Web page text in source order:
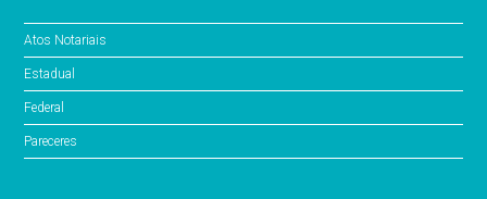
Atos Notariais
Estadual
Federal
Pareceres